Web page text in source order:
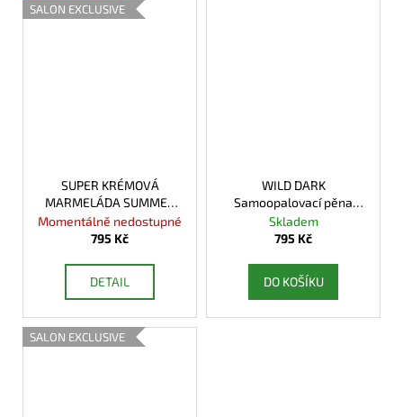
SALON EXCLUSIVE
SUPER KRÉMOVÁ
MARMELÁDA SUMMER
AFFAIR FORMUJÍCÍ
Momentálně nedostupné
795 Kč
DETAIL
WILD DARK
Samoopalovací pěna
Summer Affair
Skladem
795 Kč
DO KOŠÍKU
SALON EXCLUSIVE